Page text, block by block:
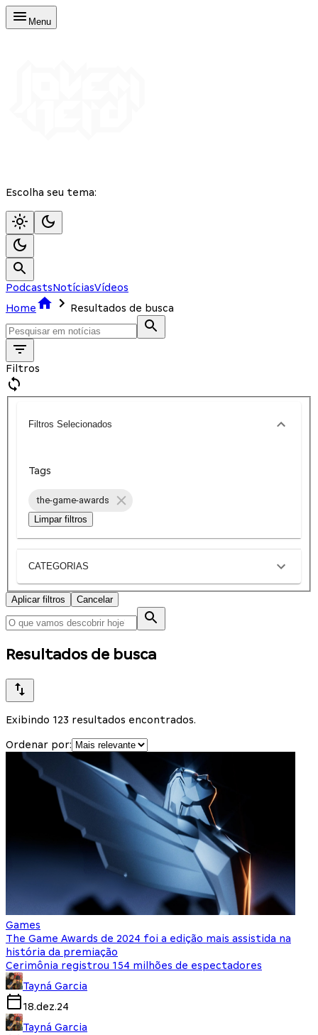
Menu
Escolha seu tema:
PodcastsNotíciasVídeos
Home
Resultados de busca
Filtros
Filtros Selecionados
Tags
the-game-awards
Limpar filtros
CATEGORIAS
Aplicar filtros Cancelar
Resultados de busca
Exibindo 123 resultados encontrados.
Ordenar por:
Games
The Game Awards de 2024 foi a edição mais assistida na
história da premiação
Cerimônia registrou 154 milhões de espectadores
Tayná Garcia
18.dez.24
Tayná Garcia